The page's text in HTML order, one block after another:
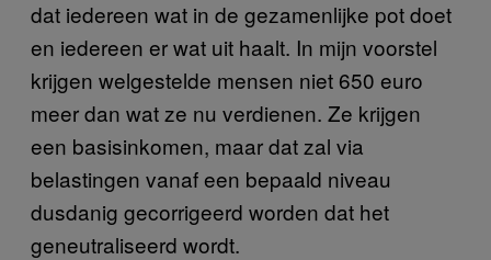
dat iedereen wat in de gezamenlijke pot doet
en iedereen er wat uit haalt. In mijn voorstel
krijgen welgestelde mensen niet 650 euro
meer dan wat ze nu verdienen. Ze krijgen
een basisinkomen, maar dat zal via
belastingen vanaf een bepaald niveau
dusdanig gecorrigeerd worden dat het
geneutraliseerd wordt.